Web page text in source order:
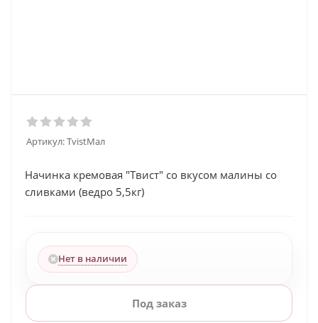
Артикул:TvistМал
Начинка кремовая "Твист" со вкусом малины со
сливками (ведро 5,5кг)
Нет в наличии
Под заказ